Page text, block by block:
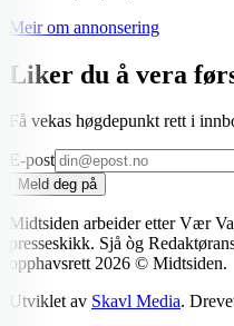
Meir om annonsering
Liker du å vera
Få vekas høgdepunkt rett i
E-post
Meld deg på
Midtsiden arbeider etter Vær
presseskikk. Sjå òg
opphavsrett2026 © Midtsiden.
Utviklet av Skavl Media.